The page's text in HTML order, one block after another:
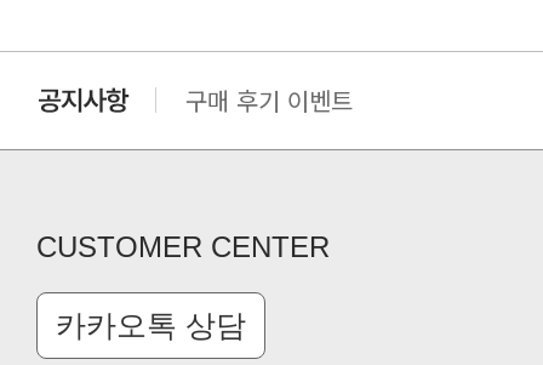
구매 후기 이벤트
CUSTOMER CENTER
카카오톡 상담